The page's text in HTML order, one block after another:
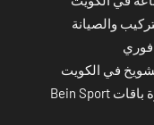
والصيانة
فوري
في الكويت
اشتراك بي ان سبورت المنطقة العاشرة باقات Bein Sport